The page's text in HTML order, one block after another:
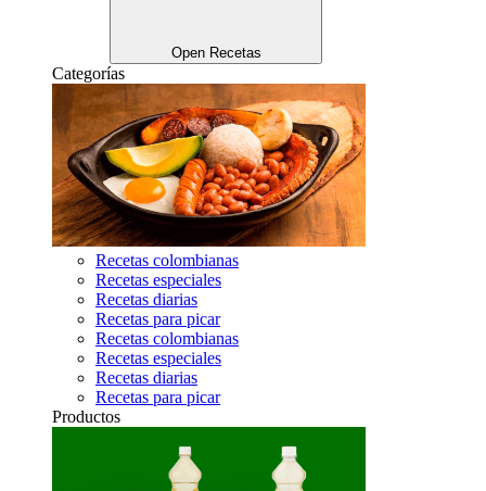
Open Recetas
Categorías
Recetas colombianas
Recetas especiales
Recetas diarias
Recetas para picar
Recetas colombianas
Recetas especiales
Recetas diarias
Recetas para picar
Productos